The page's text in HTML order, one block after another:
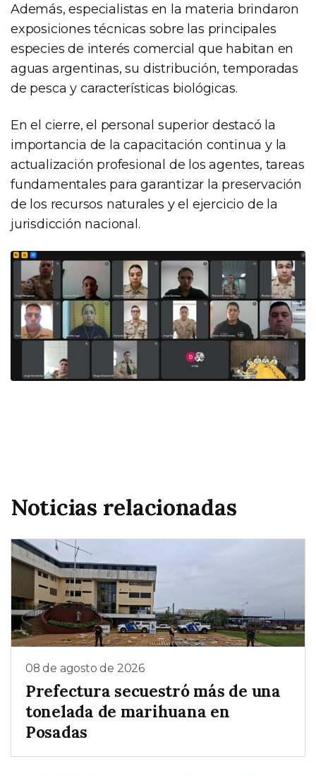
Además, especialistas en la materia brindaron
exposiciones técnicas sobre las principales
especies de interés comercial que habitan en
aguas argentinas, su distribución, temporadas
de pesca y características biológicas.
En el cierre, el personal superior destacó la
importancia de la capacitación continua y la
actualización profesional de los agentes, tareas
fundamentales para garantizar la preservación
de los recursos naturales y el ejercicio de la
jurisdicción nacional.
Noticias relacionadas
08 de agosto de 2026
Prefectura secuestró más de una
tonelada de marihuana en
Posadas